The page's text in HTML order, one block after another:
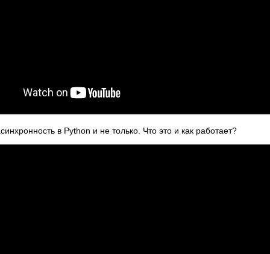
в Python и не только. Что это и как работает?